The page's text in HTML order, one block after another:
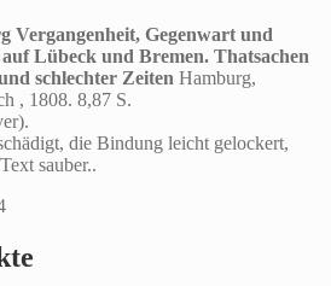
Vergangenheit, Gegenwart und
Lübeck und Bremen. Thatsachen
schlechter Zeiten Hamburg,
, 1808. 8,87 S.
die Bindung leicht gelockert,
sauber..